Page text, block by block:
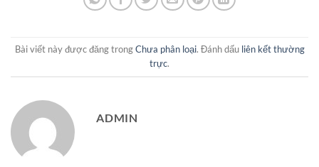
Bài viết này được đăng trongChưa phân loại. Đánh dấu liên kết thường
trực.
ADMIN